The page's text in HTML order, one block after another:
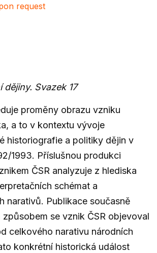
request
dějiny. Svazek 17
proměny obrazu vzniku
a to v kontextu vývoje
historiografie a politiky dějin v
1993. Příslušnou produkci
ČSR analyzuje z hlediska
schémat a
narativů. Publikace současně
se vznik ČSR objevoval
celkového narativu národních
konkrétní historická událost